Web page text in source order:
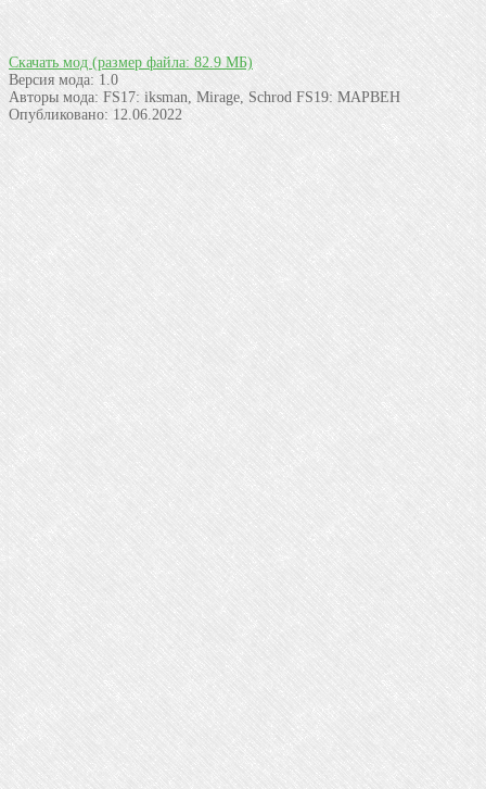
Скачать мод(размер файла: 82.9 МБ)
Версия мода: 1.0
Авторы мода: FS17: iksman, Mirage, Schrod FS19: MAPBEH
Опубликовано:12.06.2022